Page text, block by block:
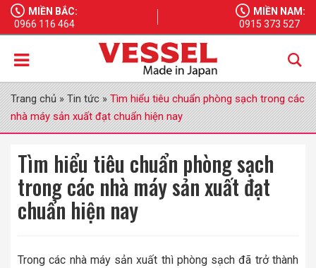
MIỀN BẮC:
0966 116 464
MIỀN NAM:
0915 373 527
Trang chủ»Tin tức»Tìm hiểu tiêu chuẩn phòng sạch trong các
nhà máy sản xuất đạt chuẩn hiện nay
Tìm hiểu tiêu chuẩn phòng sạch
trong các nhà máy sản xuất đạt
chuẩn hiện nay
Trong các nhà máy sản xuất thì phòng sạch đã trở thành